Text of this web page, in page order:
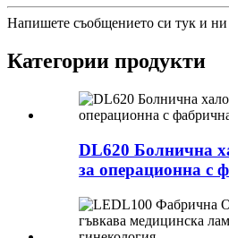
Напишете съобщението си тук и ни
Категории продукти
DL620 Болнична
за операционна с